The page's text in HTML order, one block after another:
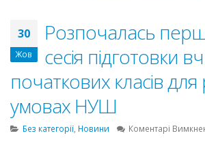
30
Жов
Розпочалась
сесія підготовки
початкових класів
умовах НУШ
Без категорії, Новини Коментарі